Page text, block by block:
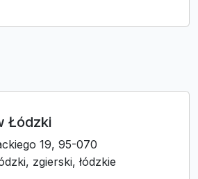
Łódzki
19, 95-070
zgierski, łódzkie